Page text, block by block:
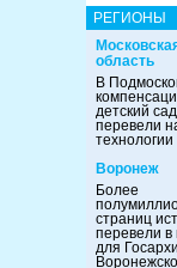
РЕГИОНЫ
область
В
детский сад
перевели
технологии
Воронеж
Более
страниц
перевели
для